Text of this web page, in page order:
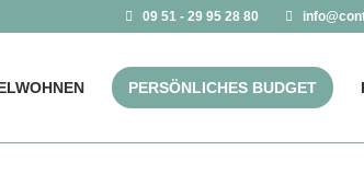
09 51 - 29 95 28 80
PERSÖNLICHES BUDGET